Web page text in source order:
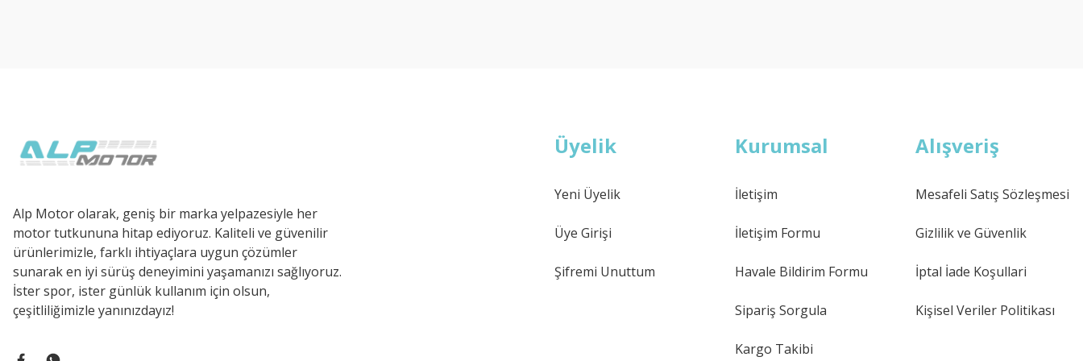
Alp Motor olarak, geniş bir marka yelpazesiyle her
motor tutkununa hitap ediyoruz. Kaliteli ve güvenilir
ürünlerimizle, farklı ihtiyaçlara uygun çözümler
sunarak en iyi sürüş deneyimini yaşamanızı sağlıyoruz.
İster spor, ister günlük kullanım için olsun,
çeşitliliğimizle yanınızdayız!
Üyelik
Yeni Üyelik
Üye Girişi
Şifremi Unuttum
Kurumsal
İletişim
İletişim Formu
Havale Bildirim Formu
Sipariş Sorgula
Kargo Takibi
Alışveriş
Mesafeli Satış Sözleşmesi
Gizlilik ve Güvenlik
İptal İade Koşullari
Kişisel Veriler Politikası